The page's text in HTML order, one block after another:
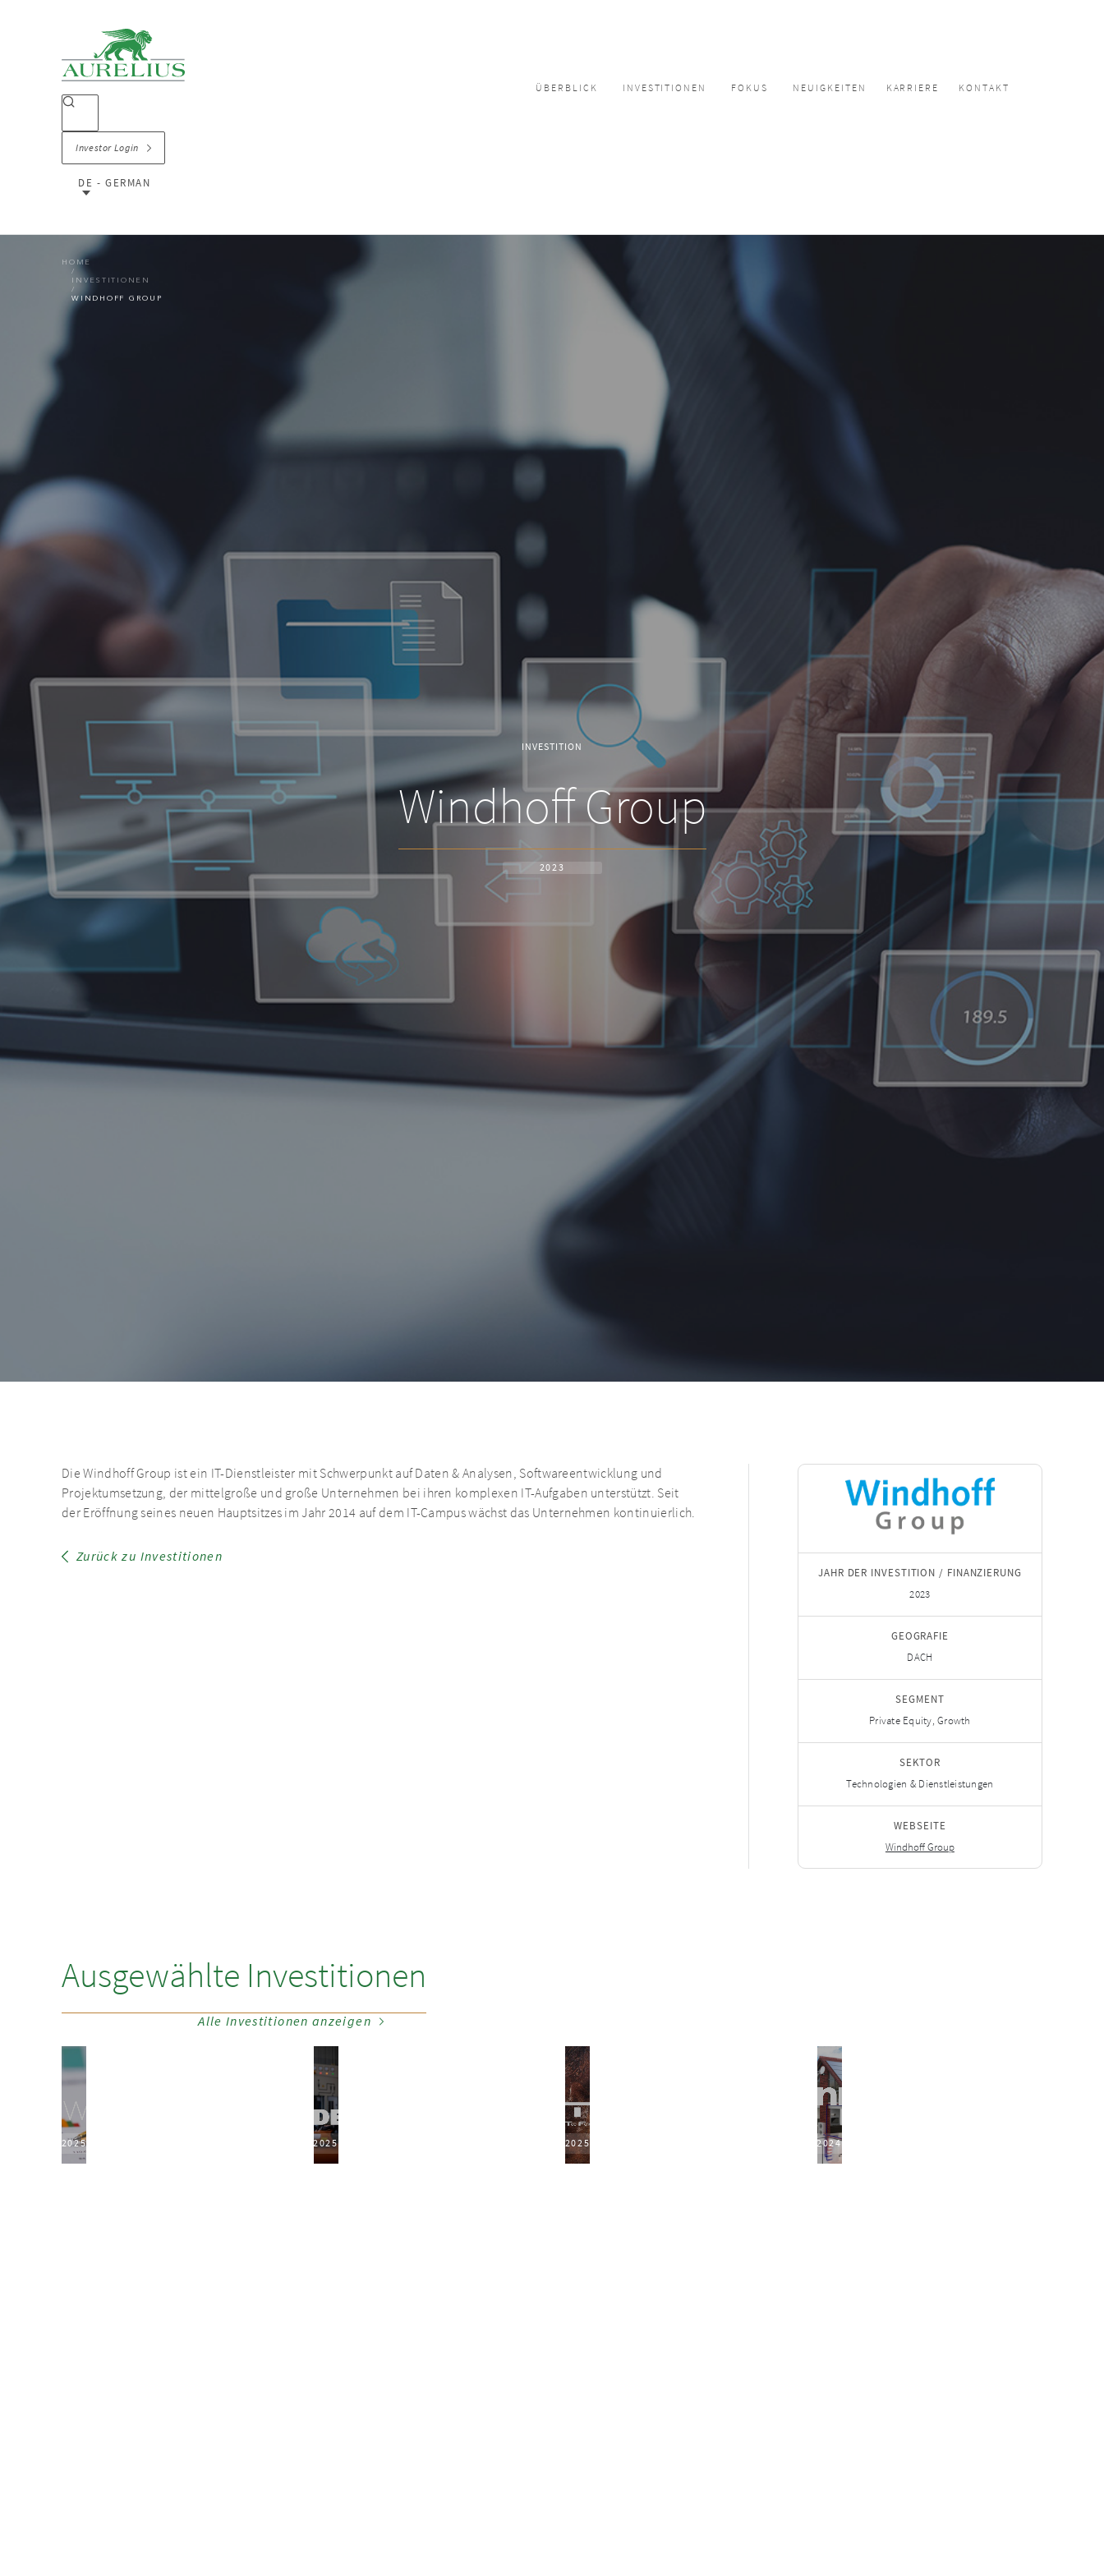
ÜBERBLICK INVESTITIONEN FOKUS NEUIGKEITEN KARRIERE KONTAKT
Investor Login
DE - GERMAN
HOME
INVESTITIONEN
WINDHOFF GROUP
INVESTITION
Windhoff Group
2023
Die Windhoff Group ist ein IT-Dienstleister mit Schwerpunkt auf Daten & Analysen, Softwareentwicklung und
Projektumsetzung, der mittelgroße und große Unternehmen bei ihren komplexen IT-Aufgaben unterstützt. Seit
der Eröffnung seines neuen Hauptsitzes im Jahr 2014 auf dem IT-Campus wächst das Unternehmen kontinuierlich.
Zurück zu Investitionen
JAHR DER INVESTITION / FINANZIERUNG
2023
GEOGRAFIE
DACH
SEGMENT
Private Equity, Growth
SEKTOR
Technologien & Dienstleistungen
WEBSEITE
Windhoff Group
Ausgewählte Investitionen
Alle Investitionen anzeigen
2025 2025 2025 2024